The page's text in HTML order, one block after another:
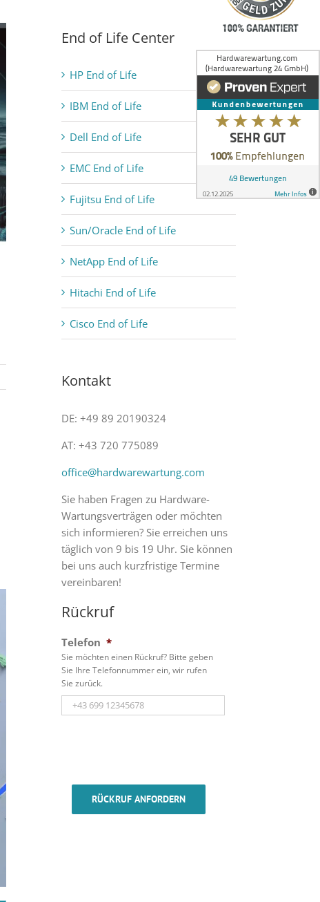
End of Life Center
HP End of Life
IBM End of Life
Dell End of Life
EMC End of Life
Fujitsu End of Life
Sun/Oracle End of Life
NetApp End of Life
Hitachi End of Life
Cisco End of Life
Kontakt
DE: +49 89 20190324
AT: +43 720 775089
office@hardwarewartung.com
Sie haben Fragen zu Hardware-
Wartungsverträgen oder möchten
sich informieren? Sie erreichen uns
täglich von 9 bis 19 Uhr. Sie können
bei uns auch kurzfristige Termine
vereinbaren!
Rückruf
Telefon *
Sie möchten einen Rückruf? Bitte geben
Sie Ihre Telefonnummer ein, wir rufen
Sie zurück.
RÜCKRUF ANFORDERN